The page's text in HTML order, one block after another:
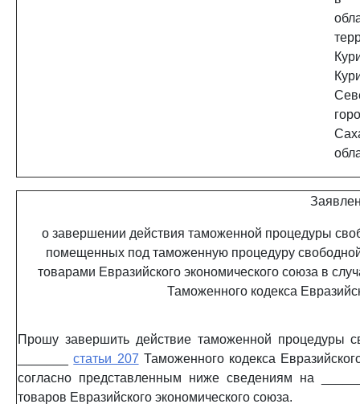
о завершении действия таможенной процедуры
помещенных под таможенную процедуру
товарами Евразийского экономического союза в
Таможенного кодекса
Прошу завершить действие таможенной процедуры
_______статьи 207 Таможенного кодекса
согласно представленным ниже сведениям на
товаров Евразийского экономического союза.